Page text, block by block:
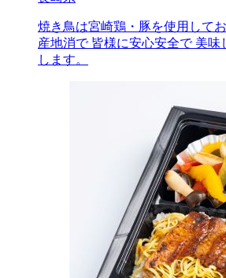
焼き鳥は宮崎鶏・豚を使用して
産地消で 皆様に安心安全で 美味
します。